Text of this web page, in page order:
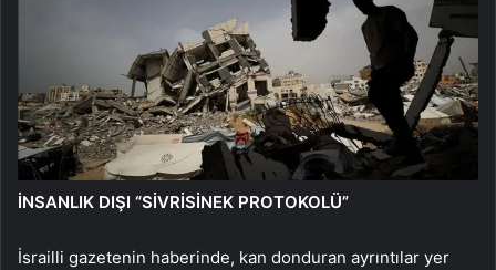
İNSANLIK DIŞI “SİVRİSİNEK PROTOKOLÜ”
İsrailli gazetenin haberinde, kan donduran ayrıntılar yer